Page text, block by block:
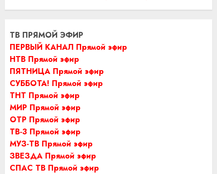
ТВ ПРЯМОЙ ЭФИР
ПЕРВЫЙ КАНАЛ Прямой эфир
НТВ Прямой эфир
ПЯТНИЦА Прямой эфир
СУББОТА! Прямой эфир
ТНТ Прямой эфир
МИР Прямой эфир
ОТР Прямой эфир
ТВ-3 Прямой эфир
МУЗ-ТВ Прямой эфир
ЗВЕЗДА Прямой эфир
СПАС ТВ Прямой эфир